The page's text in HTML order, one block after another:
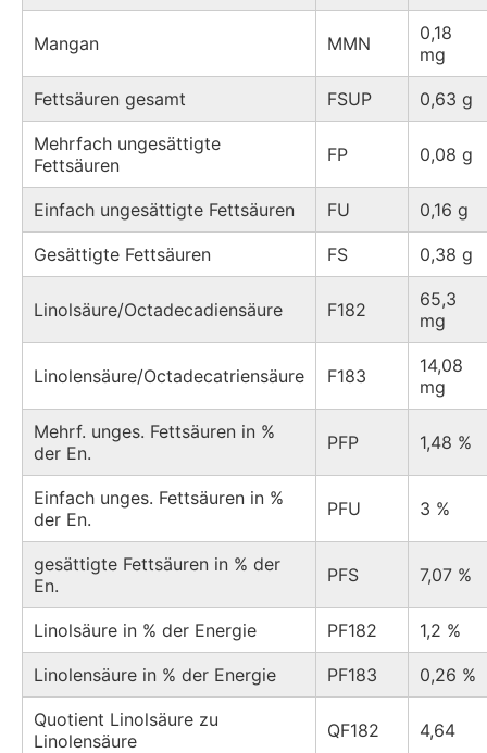
Mangan MMN
0,18
mg
Fettsäuren gesamt FSUP 0,63 g
Mehrfach ungesättigte
Fettsäuren
FP 0,08 g
Einfach ungesättigte Fettsäuren FU 0,16 g
Gesättigte Fettsäuren FS 0,38 g
Linolsäure/Octadecadiensäure F182
65,3
mg
Linolensäure/Octadecatriensäure F183
14,08
mg
Mehrf. unges. Fettsäuren in %
der En.
PFP 1,48 %
Einfach unges. Fettsäuren in %
der En.
PFU 3 %
gesättigte Fettsäuren in % der
En.
PFS 7,07 %
Linolsäure in % der Energie PF182 1,2 %
Linolensäure in % der Energie PF183 0,26 %
Quotient Linolsäure zu
Linolensäure
QF182 4,64